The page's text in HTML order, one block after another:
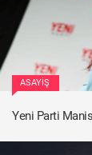
ASAYIŞ
Yeni Parti